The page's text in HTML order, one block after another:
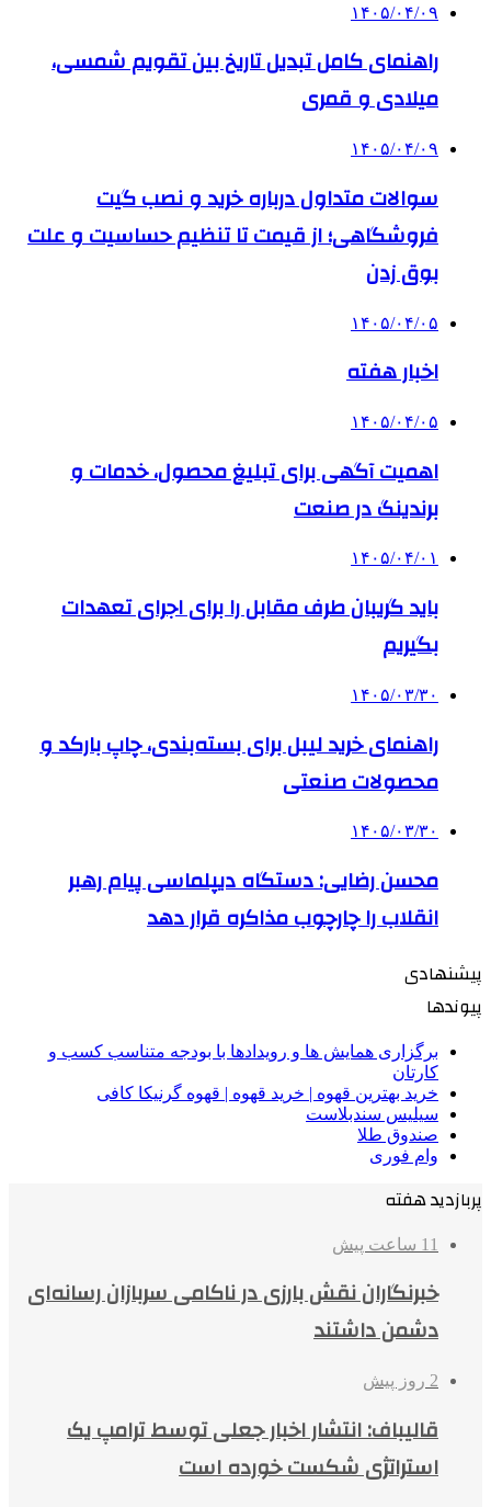
۱۴۰۵/۰۴/۰۹
راهنمای کامل تبدیل تاریخ بین تقویم شمسی،
میلادی و قمری
۱۴۰۵/۰۴/۰۹
سوالات متداول درباره خرید و نصب گیت
فروشگاهی؛ از قیمت تا تنظیم حساسیت و علت
بوق زدن
۱۴۰۵/۰۴/۰۵
اخبار هفته
۱۴۰۵/۰۴/۰۵
اهمیت آگهی برای تبلیغ محصول، خدمات و
برندینگ در صنعت
۱۴۰۵/۰۴/۰۱
باید گریبان طرف مقابل را برای اجرای تعهدات
بگیریم
۱۴۰۵/۰۳/۳۰
راهنمای خرید لیبل برای بسته‌بندی، چاپ بارکد و
محصولات صنعتی
۱۴۰۵/۰۳/۳۰
محسن رضایی: دستگاه دیپلماسی پیام رهبر
انقلاب را چارچوب مذاکره قرار دهد
پیشنهادی
پیوندها
برگزاری همایش ها و رویدادها با بودجه متناسب کسب و
کارتان
خرید بهترین قهوه | خرید قهوه | قهوه گرنیکا کافی
سیلیس سندبلاست
صندوق طلا
وام فوری
پربازدید هفته
11 ساعت پیش
خبرنگاران نقش بارزی در ناکامی سربازان رسانه‌ای
دشمن داشتند
2 روز پیش
قالیباف: انتشار اخبار جعلی توسط ترامپ یک
استراتژی شکست خورده است